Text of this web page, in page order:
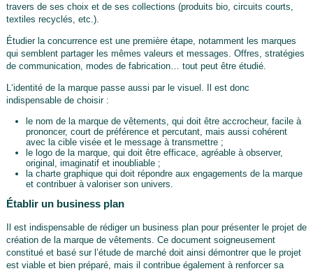
travers de ses choix et de ses collections (produits bio, circuits courts,
textiles recyclés, etc.).
Étudier la concurrence est une première étape, notamment les marques
qui semblent partager les mêmes valeurs et messages. Offres, stratégies
de communication, modes de fabrication… tout peut être étudié.
L‘identité de la marque passe aussi par le visuel. Il est donc
indispensable de choisir :
le nom de la marque de vêtements, qui doit être accrocheur, facile à
prononcer, court de préférence et percutant, mais aussi cohérent
avec la cible visée et le message à transmettre ;
le logo de la marque, qui doit être efficace, agréable à observer,
original, imaginatif et inoubliable ;
la charte graphique qui doit répondre aux engagements de la marque
et contribuer à valoriser son univers.
Établir un business plan
Il est indispensable de rédiger un business plan pour présenter le projet de
création de la marque de vêtements. Ce document soigneusement
constitué et basé sur l’étude de marché doit ainsi démontrer que le projet
est viable et bien préparé, mais il contribue également à renforcer sa